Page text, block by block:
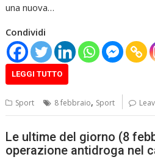
una nuova…
Condividi
LEGGI TUTTO
Sport 8 febbraio, Sport
Le ultime del giorno (8
operazione antidroga nel